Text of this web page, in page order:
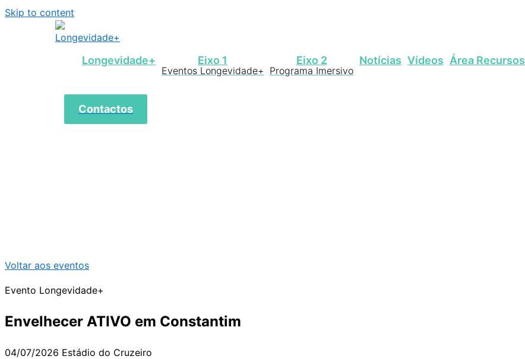
Skip to content
Longevidade+ Eixo 1
Eventos Longevidade+
Eixo 2
Programa Imersivo
Notícias Vídeos Área Recursos
Contactos
Voltar aos eventos
Evento Longevidade+
Envelhecer ATIVO em Constantim
04/07/2026 Estádio do Cruzeiro